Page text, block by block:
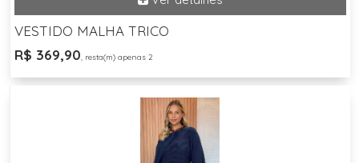
VESTIDO MALHA TRICO
R$ 369,90, resta(m) apenas 2